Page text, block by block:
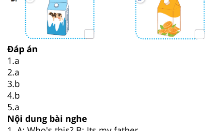
Đáp án
1.a
2.a
3.b
4.b
5.a
Nội dung bài nghe